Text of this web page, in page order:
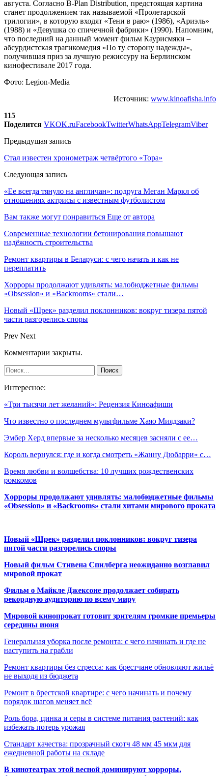
августа. Согласно B-Plan Distribution, предстоящая картина
станет продолжением так называемой «Пролетарской
трилогии», в которую входят «Тени в раю» (1986), «Ариэль»
(1988) и «Девушка со спичечной фабрики» (1990). Напомним,
что последний на данный момент фильм Каурисмяки –
абсурдистская трагикомедия «По ту сторону надежды»,
получившая приз за лучшую режиссуру на Берлинском
кинофестивале 2017 года.
Фото: Legion-Media
Источник: www.kinoafisha.info
115
Поделится VKOK.ruFacebookTwitterWhatsAppTelegramViber
Предыдущая запись
Стал известен хронометраж четвёртого «Тора»
Следующая запись
«Ее всегда тянуло на англичан»: подруга Меган Маркл об
отношениях актрисы с известным футболистом
Вам также могут понравиться Еще от автора
Современные технологии бетонирования повышают
надёжность строительства
Ремонт квартиры в Беларуси: с чего начать и как не
переплатить
Хорроры продолжают удивлять: малобюджетные фильмы
«Obsession» и «Backrooms» стали…
Новый «Шрек» разделил поклонников: вокруг тизера пятой
части разгорелись споры
Prev Next
Комментарии закрыты.
Интересное:
«Три тысячи лет желаний»: Рецензия Киноафиши
Что известно о последнем мультфильме Хаяо Миядзаки?
Эмбер Херд впервые за несколько месяцев засняли с ее…
Король вернулся: где и когда смотреть «Жанну Дюбарри» с…
Время любви и волшебства: 10 лучших рождественских
ромкомов
Хорроры продолжают удивлять: малобюджетные фильмы
«Obsession» и «Backrooms» стали хитами мирового проката
Новый «Шрек» разделил поклонников: вокруг тизера
пятой части разгорелись споры
Новый фильм Стивена Спилберга неожиданно возглавил
мировой прокат
Фильм о Майкле Джексоне продолжает собирать
рекордную аудиторию по всему миру
Мировой кинопрокат готовит зрителям громкие премьеры
середины июня
Генеральная уборка после ремонта: с чего начинать и где не
наступить на грабли
Ремонт квартиры без стресса: как брестчане обновляют жильё
не выходя из бюджета
Ремонт в брестской квартире: с чего начинать и почему
порядок шагов меняет всё
Роль бора, цинка и серы в системе питания растений: как
избежать потерь урожая
Стандарт качества: прозрачный скотч 48 мм 45 мкм для
ежедневной работы на складе
В кинотеатрах этой весной доминируют хорроры,